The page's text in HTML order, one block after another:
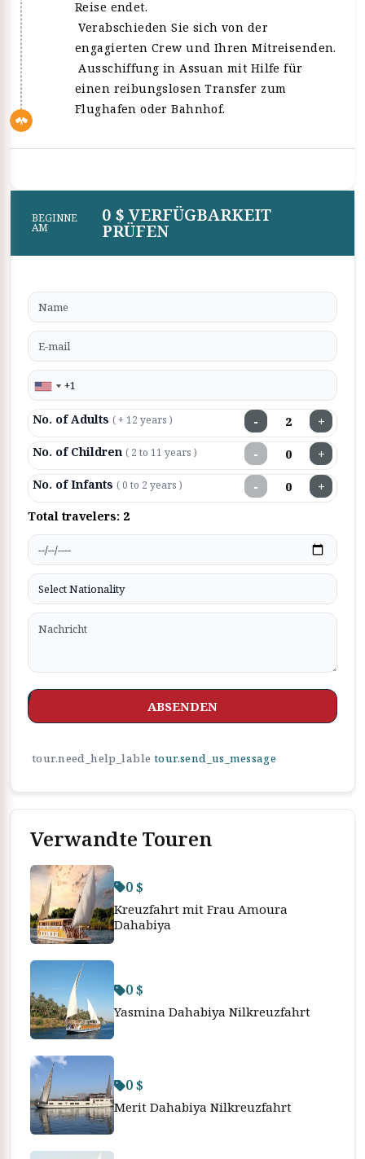
Reise endet.
Verabschieden Sie sich von der
engagierten Crew und Ihren Mitreisenden.
Ausschiffung in Assuan mit Hilfe für
einen reibungslosen Transfer zum
Flughafen oder Bahnhof.
BEGINNE
AM
0 $ VERFÜGBARKEIT
PRÜFEN
No. of Adults ( + 12 years ) − +
No. of Children ( 2 to 11 years ) − +
No. of Infants ( 0 to 2 years ) − +
Total travelers: 2
ABSENDEN
tour.need_help_lable tour.send_us_message
Verwandte Touren
0 $
Kreuzfahrt mit Frau Amoura
Dahabiya
0 $
Yasmina Dahabiya Nilkreuzfahrt
0 $
Merit Dahabiya Nilkreuzfahrt